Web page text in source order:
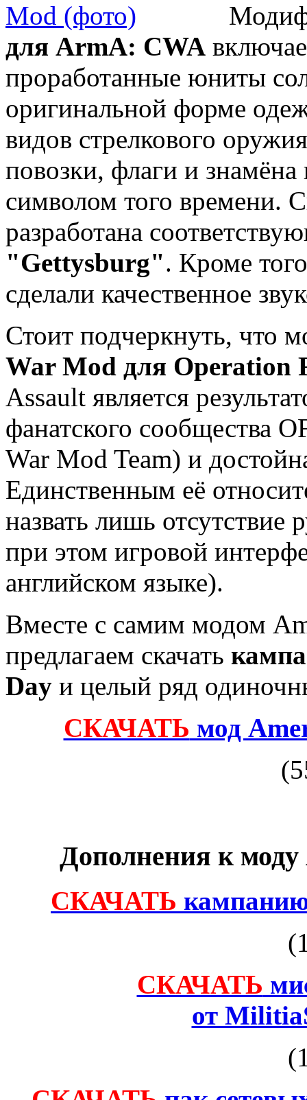
для ArmA: CWA
проработанные юниты
оригинальной форме
видов стрелкового
повозки, флаги и
символом того времени.
разработана
"Gettysburg". Кроме
сделали качественное
Стоит подчеркнуть, что
War Mod для Operation
Assault является
фанатского сообщества
War Mod Team) и
Единственным её
назвать лишь отсутствие
при этом игровой
английском языке).
Вместе с самим модом
предлагаем скачать
Day и целый ряд
СКАЧАТЬ мод
Дополнения к
СКАЧАТЬ
СКАЧАТЬ
от